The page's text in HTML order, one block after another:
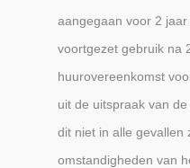
aangegaan voor 2
voortgezet gebruik na
huurovereenkomst
uit de uitspraak van
dit niet in alle gevallen
omstandigheden van